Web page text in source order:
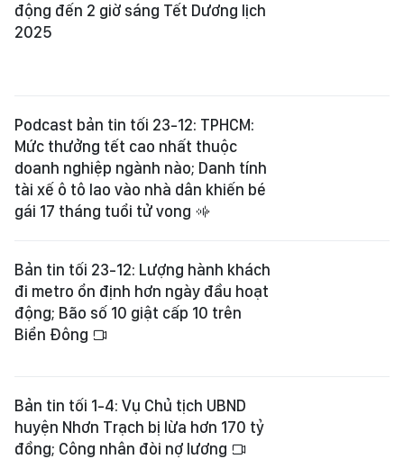
động đến 2 giờ sáng Tết Dương lịch
2025
Podcast bản tin tối 23-12: TPHCM:
Mức thưởng tết cao nhất thuộc
doanh nghiệp ngành nào; Danh tính
tài xế ô tô lao vào nhà dân khiến bé
gái 17 tháng tuổi tử vong
Bản tin tối 23-12: Lượng hành khách
đi metro ổn định hơn ngày đầu hoạt
động; Bão số 10 giật cấp 10 trên
Biển Đông
Bản tin tối 1-4: Vụ Chủ tịch UBND
huyện Nhơn Trạch bị lừa hơn 170 tỷ
đồng; Công nhân đòi nợ lương